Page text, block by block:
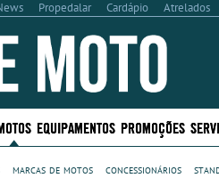
Propedalar Cardápio Atrelados
EQUIPAMENTOS PROMOÇÕES
marcas de motos concessionários